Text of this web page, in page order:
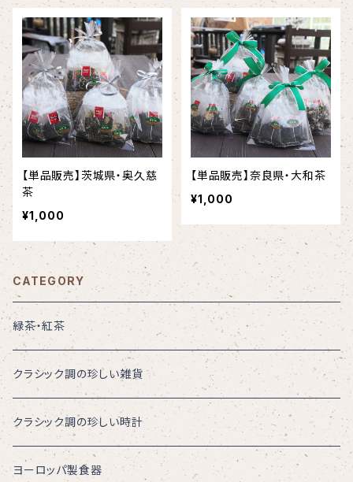
【単品販売】茨城県・奥久慈
茶
¥1,000
【単品販売】奈良県・大和茶
¥1,000
CATEGORY
緑茶・紅茶
クラシック調の珍しい雑貨
クラシック調の珍しい時計
ヨーロッパ製食器